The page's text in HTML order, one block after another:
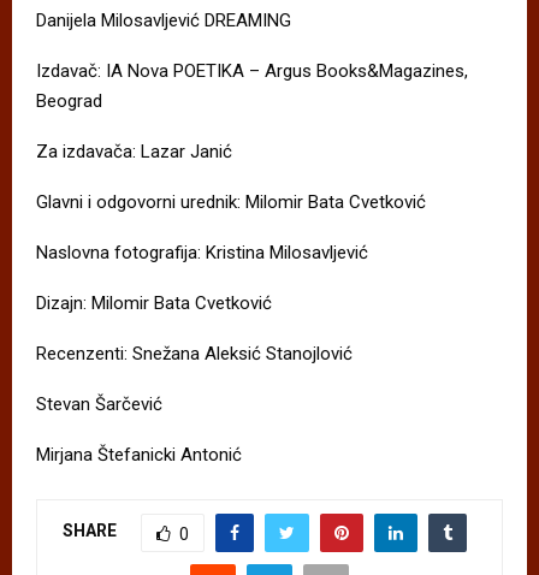
Danijela Milosavljević DREAMING
Izdavač: IA Nova POETIKA – Argus Books&Magazines,
Beograd
Za izdavača: Lazar Janić
Glavni i odgovorni urednik: Milomir Bata Cvetković
Naslovna fotografija: Kristina Milosavljević
Dizajn: Milomir Bata Cvetković
Recenzenti: Snežana Aleksić Stanojlović
Stevan Šarčević
Mirjana Štefanicki Antonić
SHARE 0